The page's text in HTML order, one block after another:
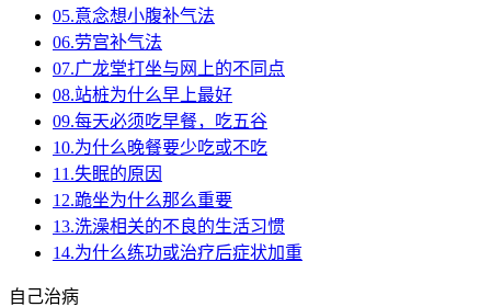
05.意念想小腹补气法
06.劳宫补气法
07.广龙堂打坐与网上的不同点
08.站桩为什么早上最好
09.每天必须吃早餐，吃五谷
10.为什么晚餐要少吃或不吃
11.失眠的原因
12.跪坐为什么那么重要
13.洗澡相关的不良的生活习惯
14.为什么练功或治疗后症状加重
自己治病